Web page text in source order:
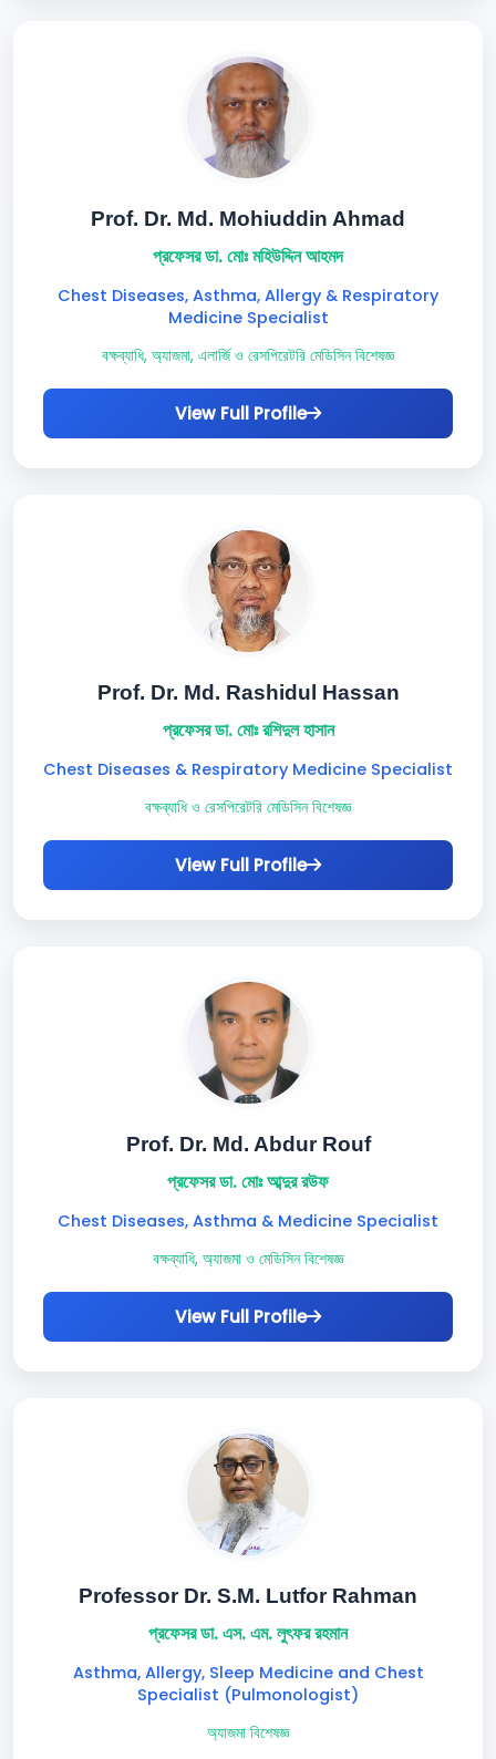
Prof. Dr. Md. Mohiuddin Ahmad
প্রফেসর ডা. মোঃ মহিউদ্দিন আহমদ
Chest Diseases, Asthma, Allergy & Respiratory
Medicine Specialist
বক্ষব্যাধি, অ্যাজমা, এলার্জি ও রেসপিরেটরি মেডিসিন বিশেষজ্ঞ
View Full Profile
Prof. Dr. Md. Rashidul Hassan
প্রফেসর ডা. মোঃ রশিদুল হাসান
Chest Diseases & Respiratory Medicine Specialist
বক্ষব্যাধি ও রেসপিরেটরি মেডিসিন বিশেষজ্ঞ
View Full Profile
Prof. Dr. Md. Abdur Rouf
প্রফেসর ডা. মোঃ আব্দুর রউফ
Chest Diseases, Asthma & Medicine Specialist
বক্ষব্যাধি, অ্যাজমা ও মেডিসিন বিশেষজ্ঞ
View Full Profile
Professor Dr. S.M. Lutfor Rahman
প্রফেসর ডা. এস. এম. লুৎফর রহমান
Asthma, Allergy, Sleep Medicine and Chest
Specialist (Pulmonologist)
অ্যাজমা বিশেষজ্ঞ